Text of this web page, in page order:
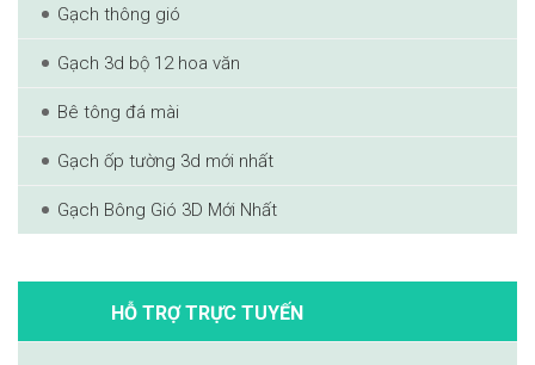
Gạch thông gió
Gạch 3d bộ 12 hoa văn
Bê tông đá mài
Gạch ốp tường 3d mới nhất
Gạch Bông Gió 3D Mới Nhất
HỖ TRỢ TRỰC TUYẾN